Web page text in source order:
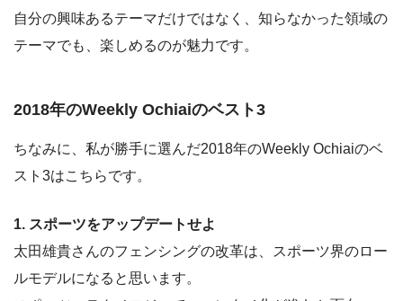
自分の興味あるテーマだけではなく、知らなかった領域の
テーマでも、楽しめるのが魅力です。
2018年のWeekly Ochiaiのベスト3
ちなみに、私が勝手に選んだ2018年のWeekly Ochiaiのベ
スト3はこちらです。
1. スポーツをアップデートせよ
太田雄貴さんのフェンシングの改革は、スポーツ界のロー
ルモデルになると思います。